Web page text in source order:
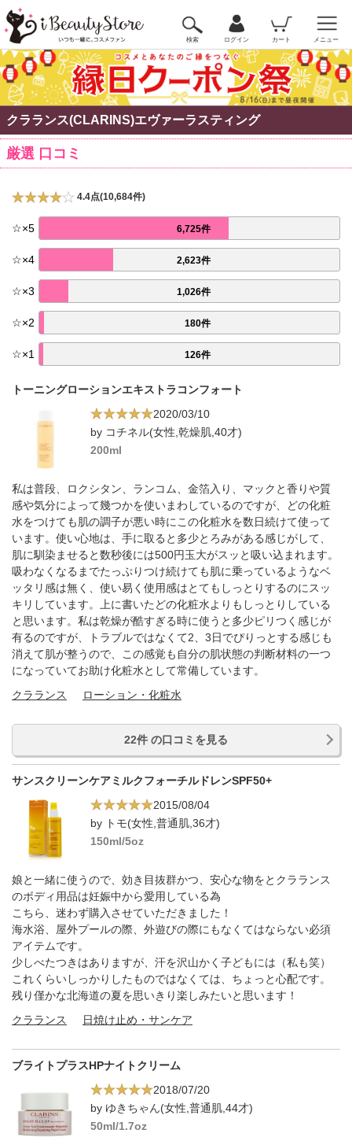
検索 ログイン カート メニュー
クラランス(CLARINS)エヴァーラスティング
厳選 口コミ
4.4点(10,684件)
☆×5 6,725件
☆×4 2,623件
☆×3 1,026件
☆×2 180件
☆×1 126件
トーニングローションエキストラコンフォート
2020/03/10
by コチネル(女性,乾燥肌,40才)
200ml
私は普段、ロクシタン、ランコム、金箔入り、マックと香りや質
感や気分によって幾つかを使いまわしているのですが、どの化粧
水をつけても肌の調子が悪い時にこの化粧水を数日続けて使って
います。使い心地は、手に取ると多少とろみがある感じがして、
肌に馴染ませると数秒後には500円玉大がスッと吸い込まれます。
吸わなくなるまでたっぷりつけ続けても肌に乗っているようなベ
ッタリ感は無く、使い易く使用感はとてもしっとりするのにスッ
キリしています。上に書いたどの化粧水よりもしっとりしている
と思います。私は乾燥が酷すぎる時に使うと多少ピリつく感じが
有るのですが、トラブルではなくて2、3日でぴりっとする感じも
消えて肌が整うので、この感覚も自分の肌状態の判断材料の一つ
になっていてお助け化粧水として常備しています。
クラランス
ローション・化粧水
22件 の口コミを見る
サンスクリーンケアミルクフォーチルドレンSPF50+
2015/08/04
by トモ(女性,普通肌,36才)
150ml/5oz
娘と一緒に使うので、効き目抜群かつ、安心な物をとクラランス
のボディ用品は妊娠中から愛用している為
こちら、迷わず購入させていただきました！
海水浴、屋外プールの際、外遊びの際にもなくてはならない必須
アイテムです。
少しべたつきはありますが、汗を沢山かく子どもには（私も笑）
これくらいしっかりしたものではなくては、ちょっと心配です。
残り僅かな北海道の夏を思いきり楽しみたいと思います！
クラランス
日焼け止め・サンケア
ブライトプラスHPナイトクリーム
2018/07/20
by ゆきちゃん(女性,普通肌,44才)
50ml/1.7oz